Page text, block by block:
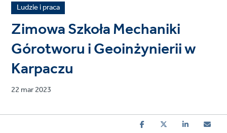
News
article
category
Ludzie i praca
Zimowa Szkoła Mechaniki
Górotworu i Geoinżynierii w
Karpaczu
Published
22 mar 2023